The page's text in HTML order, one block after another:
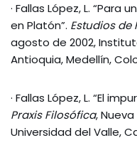
· Fallas López, L. “Para
en Platón”. Estudios de
agosto de 2002,
Antioquia, Medellín,
· Fallas López, L. “El
Praxis Filosófica,
Universidad del Valle,